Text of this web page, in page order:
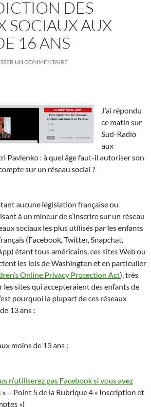
DES
SOCIAUX AUX
16 ANS
UN COMMENTAIRE
J’ai répondu
ce matin sur
Sud-Radio
aux
Pavlenko : à quel âge faut-il autoriser son
sur un réseau social ?
aucune législation française ou
à un mineur de s’inscrire sur un réseau
sociaux les plus utilisés par les enfants
(Facebook, Twitter, Snapchat,
étant tous américains, ces sites Web ou
les lois de Washington et en particulier
Online Privacy Protection Act), très
sites qui accepteraient des enfants de
pourquoi la plupart de ces réseaux
13 ans :
moins de 13 ans :
n’utiliserez pas Facebook si vous avez
» – Point 5 de la Rubrique 4 « Inscription et
»)